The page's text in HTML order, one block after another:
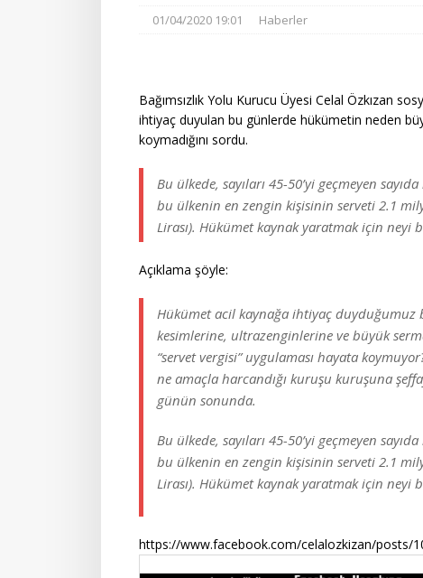
01/04/2020 19:01 Haberler
Bağımsızlık Yolu Kurucu Üyesi Celal Özkızan
ihtiyaç duyulan bu günlerde hükümetin neden
koymadığını sordu.
Bu ülkede, sayıları 45-50’yi geçmeyen
bu ülkenin en zengin kişisinin serveti 2.1
Lirası). Hükümet kaynak yaratmak için neyi
Açıklama şöyle:
Hükümet acil kaynağa ihtiyaç duyduğumuz
kesimlerine, ultrazenginlerine ve büyük
“servet vergisi” uygulaması hayata
ne amaçla harcandığı kuruşu kuruşuna
günün sonunda.
Bu ülkede, sayıları 45-50’yi geçmeyen
bu ülkenin en zengin kişisinin serveti 2.1
Lirası). Hükümet kaynak yaratmak için neyi
https://www.facebook.com/celalozkizan/posts/